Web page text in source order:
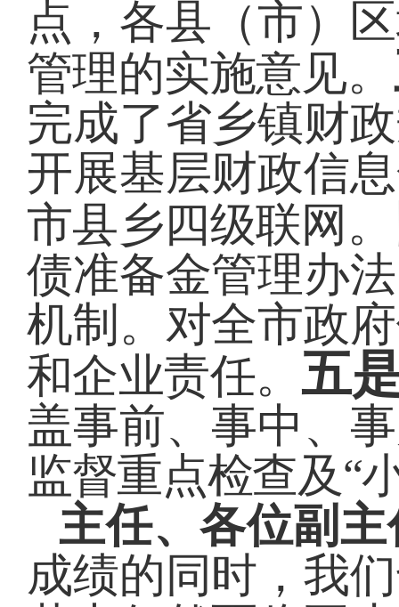
点，各县（市）
管理的实施意见。
完成了省乡镇财
开展基层财政信
市县乡四级联网。
债准备金管理办
机制。对全市政
和企业责任。 五
盖事前、事中、
监督重点检查及“
主任、各位副
成绩的同时，我